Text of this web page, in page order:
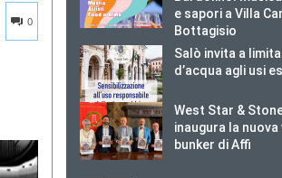
0
e sapori a Villa
Bottagisio
Salò invita a
d’acqua agli usi
West Star &
inaugura la nuova
bunker di Affi